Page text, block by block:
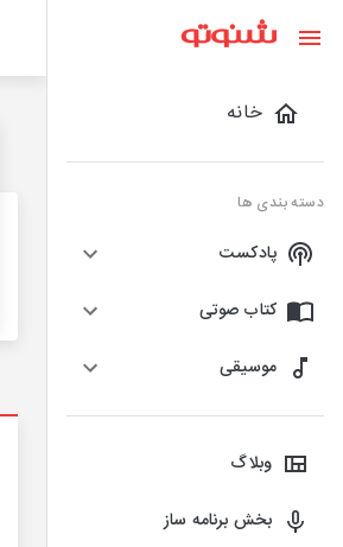
خانه
دسته بندی ها
پادکست
کتاب صوتی
موسیقی
وبلاگ
بخش برنامه ساز